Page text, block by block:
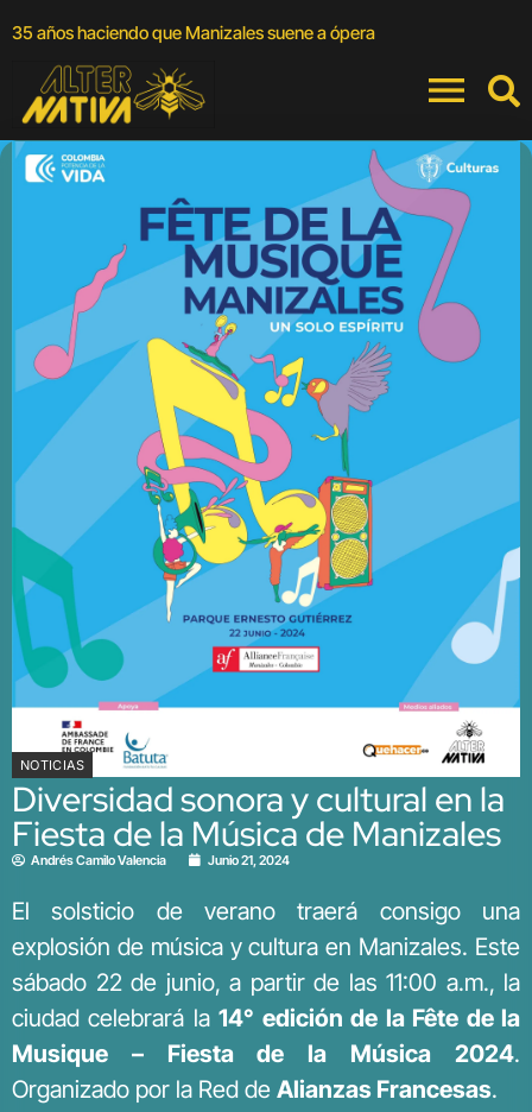
35 años haciendo que Manizales suene a ópera
NOTICIAS
Diversidad sonora y cultural en la
Fiesta de la Música de Manizales
Andrés Camilo Valencia Junio 21, 2024
El solsticio de verano traerá consigo una
explosión de música y cultura en Manizales. Este
sábado 22 de junio, a partir de las 11:00 a.m., la
ciudad celebrará la14° edición de la Fête de la
Musique – Fiesta de la Música 2024.
Organizado por la Red de Alianzas Francesas.